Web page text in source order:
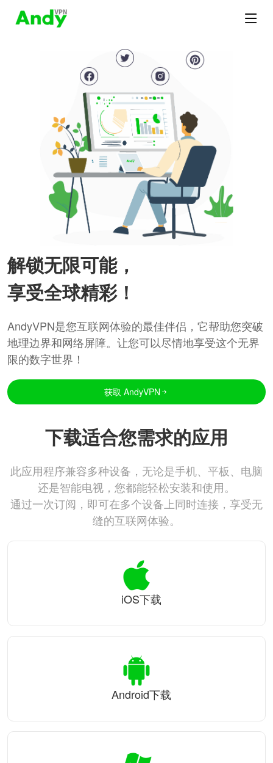
解锁无限可能，
享受全球精彩！
AndyVPN是您互联网体验的最佳伴侣，它帮助您突破
地理边界和网络屏障。让您可以尽情地享受这个无界
限的数字世界！
获取 AndyVPN
下载适合您需求的应用
此应用程序兼容多种设备，无论是手机、平板、电脑
还是智能电视，您都能轻松安装和使用。
通过一次订阅，即可在多个设备上同时连接，享受无
缝的互联网体验。
iOS下载
Android下载